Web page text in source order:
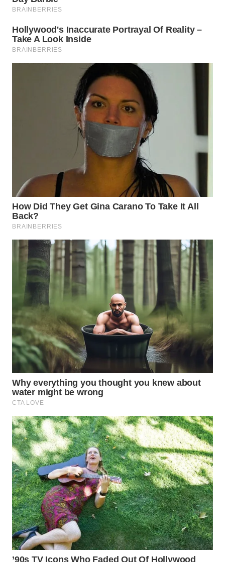
TINGGI
WN
PAKPAK
WN
DEPOK
WN
TAPANULI
UTARA
WN
SAMOSIR
WN
PADANG
LAWAS
WN
SUMEDANG
WN
CIANJUR
WN
KEPULAUAN
SERIBU
WN
TANGERANG
WN
BINJAI
WN
CIREBON